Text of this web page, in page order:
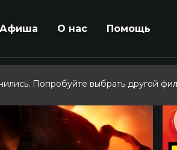
Афиша О нас Помощь
Попробуйте выбрать другой